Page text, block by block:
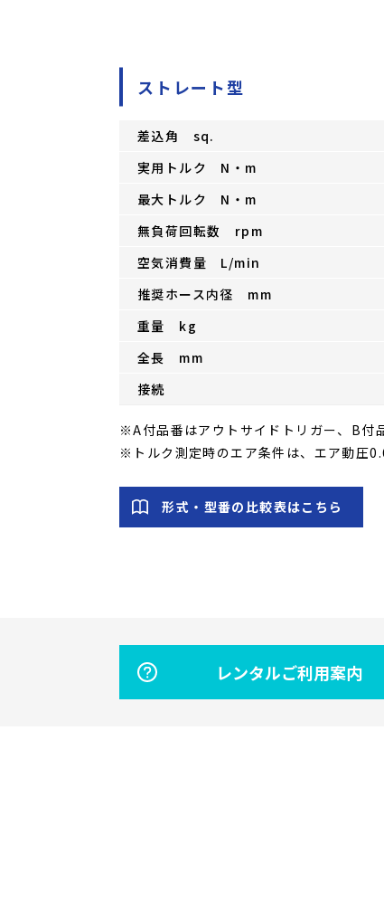
ストレート型
差込角 sq.
実用トルク N・m
最大トルク N・m
無負荷回転数 rpm
空気消費量 L/min
推奨ホース内径 mm
重量 kg
全長 mm
接続
※A付品番はアウトサイドトリガー、B付
※トルク測定時のエア条件は、エア動圧
形式・型番の比較表はこちら
レンタルご利用案内